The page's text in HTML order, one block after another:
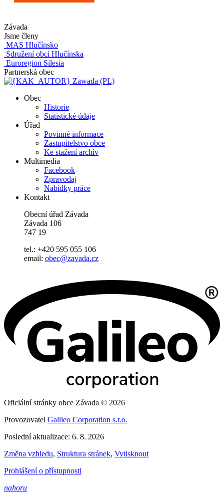
Závada
Jsme členy
MAS Hlučínsko
Sdružení obcí Hlučínska
Euroregion Silesia
Partnerská obec
Zawada (PL)
Obec
Historie
Statistické údaje
Úřad
Povinné informace
Zastupitelstvo obce
Ke stažení archív
Multimedia
Facebook
Zpravodaj
Nabídky práce
Kontakt
Obecní úřad Závada
Závada 106
747 19
tel.: +420 595 055 106
email: obec@zavada.cz
Oficiální stránky obce Závada © 2026
Provozovatel Galileo Corporation s.r.o.
Poslední aktualizace: 6. 8. 2026
Změna vzhledu, Struktura stránek, Vytisknout
Prohlášení o přístupnosti
nahoru